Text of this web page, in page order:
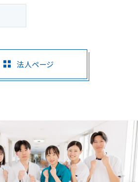
法人ページ